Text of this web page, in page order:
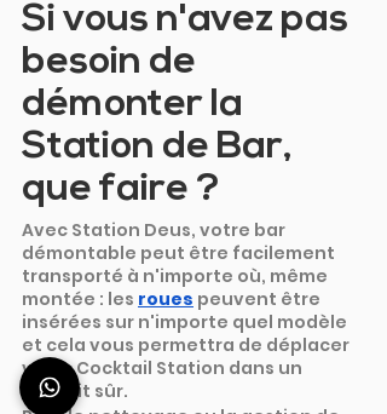
Si vous n'avez pas
besoin de
démonter la
Station de Bar,
que faire ?
Avec Station Deus, votre bar
démontable peut être facilement
transporté à n'importe où, même
montée : les roues peuvent être
insérées sur n'importe quel modèle
et cela vous permettra de déplacer
votre Cocktail Station dans un
endroit sûr.